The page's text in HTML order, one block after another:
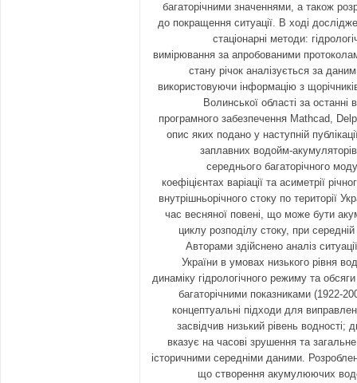
багаторічними значеннями, а також
до покращення ситуації. В ході
стаціонарні методи:
вимірювання за апробованими
стану річок аналізується за
використовуючи інформацію з
Волинської області за останні
програмного забезпечення Mathcad,
опис яких подано у наступній
заплавних водойм-
середнього багаторічного
коефіцієнтах варіації та асиметрії
внутрішньорічного стоку по території
час весняної повені, що може бути
циклу розподілу стоку, при
Авторами здійснено аналіз
України в умовах низького рівня
динаміку гідрологічного режиму та
багаторічними показниками (1922-
концептуальні підходи для
засвідчив низький рівень водності;
вказує на часові зрушення та
історичними середніми даними.
що створення акумулюючих